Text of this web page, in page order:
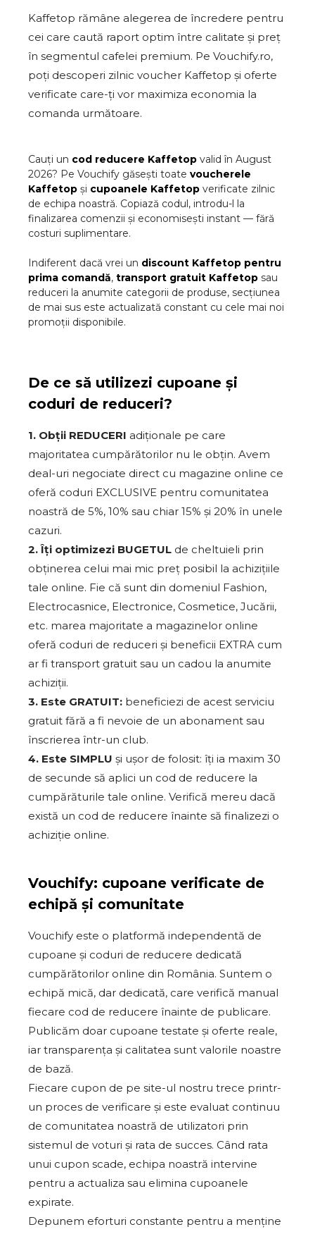
Kaffetop rămâne alegerea de încredere pentru
cei care caută raport optim între calitate și preț
în segmentul cafelei premium. Pe Vouchify.ro,
poți descoperi zilnic voucher Kaffetop și oferte
verificate care-ți vor maximiza economia la
comanda următoare.
Cauți un cod reducere Kaffetop valid în August
2026? Pe Vouchify găsești toate voucherele
Kaffetop și cupoanele Kaffetop verificate zilnic
de echipa noastră. Copiază codul, introdu-l la
finalizarea comenzii și economisești instant — fără
costuri suplimentare.
Indiferent dacă vrei un discount Kaffetop pentru
prima comandă, transport gratuit Kaffetop sau
reduceri la anumite categorii de produse, secțiunea
de mai sus este actualizată constant cu cele mai noi
promoții disponibile.
De ce să utilizezi cupoane și
coduri de reduceri?
1. Obții REDUCERI adiționale pe care
majoritatea cumpărătorilor nu le obțin. Avem
deal-uri negociate direct cu magazine online ce
oferă coduri EXCLUSIVE pentru comunitatea
noastră de 5%, 10% sau chiar 15% și 20% în unele
cazuri.
2. Îți optimizezi BUGETUL de cheltuieli prin
obținerea celui mai mic preț posibil la achizițiile
tale online. Fie că sunt din domeniul Fashion,
Electrocasnice, Electronice, Cosmetice, Jucării,
etc. marea majoritate a magazinelor online
oferă coduri de reduceri și beneficii EXTRA cum
ar fi transport gratuit sau un cadou la anumite
achiziții.
3. Este GRATUIT: beneficiezi de acest serviciu
gratuit fără a fi nevoie de un abonament sau
înscrierea într-un club.
4. Este SIMPLU și ușor de folosit: îți ia maxim 30
de secunde să aplici un cod de reducere la
cumpărăturile tale online. Verifică mereu dacă
există un cod de reducere înainte să finalizezi o
achiziție online.
Vouchify: cupoane verificate de
echipă și comunitate
Vouchify este o platformă independentă de
cupoane și coduri de reducere dedicată
cumpărătorilor online din România. Suntem o
echipă mică, dar dedicată, care verifică manual
fiecare cod de reducere înainte de publicare.
Publicăm doar cupoane testate și oferte reale,
iar transparența și calitatea sunt valorile noastre
de bază.
Fiecare cupon de pe site-ul nostru trece printr-
un proces de verificare și este evaluat continuu
de comunitatea noastră de utilizatori prin
sistemul de voturi și rata de succes. Când rata
unui cupon scade, echipa noastră intervine
pentru a actualiza sau elimina cupoanele
expirate.
Depunem eforturi constante pentru a menține